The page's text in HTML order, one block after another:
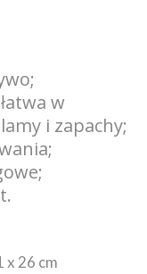
w
i zapachy;
x 26 cm